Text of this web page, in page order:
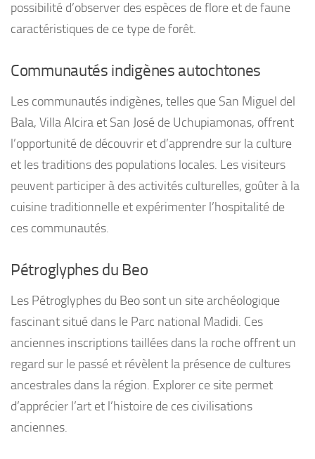
possibilité d’observer des espèces de flore et de faune
caractéristiques de ce type de forêt.
Communautés indigènes autochtones
Les communautés indigènes, telles que San Miguel del
Bala, Villa Alcira et San José de Uchupiamonas, offrent
l’opportunité de découvrir et d’apprendre sur la culture
et les traditions des populations locales. Les visiteurs
peuvent participer à des activités culturelles, goûter à la
cuisine traditionnelle et expérimenter l’hospitalité de
ces communautés.
Pétroglyphes du Beo
Les Pétroglyphes du Beo sont un site archéologique
fascinant situé dans le Parc national Madidi. Ces
anciennes inscriptions taillées dans la roche offrent un
regard sur le passé et révèlent la présence de cultures
ancestrales dans la région. Explorer ce site permet
d’apprécier l’art et l’histoire de ces civilisations
anciennes.